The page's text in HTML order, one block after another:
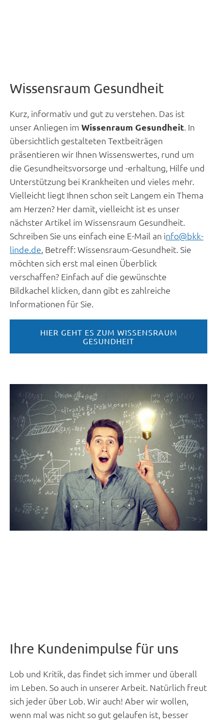
Wissensraum Gesundheit
Kurz, informativ und gut zu verstehen. Das ist
unser Anliegen im Wissenraum Gesundheit. In
übersichtlich gestalteten Textbeiträgen
präsentieren wir Ihnen Wissenswertes, rund um
die Gesundheitsvorsorge und -erhaltung, Hilfe und
Unterstützung bei Krankheiten und vieles mehr.
Vielleicht liegt Ihnen schon seit Langem ein Thema
am Herzen? Her damit, vielleicht ist es unser
nächster Artikel im Wissensraum Gesundheit.
Schreiben Sie uns einfach eine E-Mail an info@bkk-
linde.de, Betreff: Wissensraum-Gesundheit. Sie
möchten sich erst mal einen Überblick
verschaffen? Einfach auf die gewünschte
Bildkachel klicken, dann gibt es zahlreiche
Informationen für Sie.
HIER GEHT ES ZUM WISSENSRAUM
GESUNDHEIT
Ihre Kundenimpulse für uns
Lob und Kritik, das findet sich immer und überall
im Leben. So auch in unserer Arbeit. Natürlich freut
sich jeder über Lob. Wir auch! Aber wir wollen,
wenn mal was nicht so gut gelaufen ist, besser